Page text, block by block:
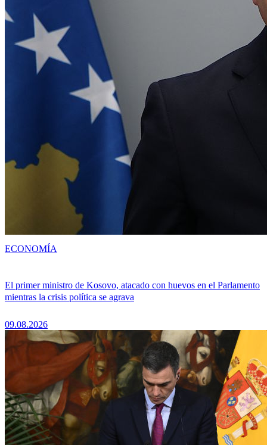
El primer ministro de Kosovo, atacado con huevos en el Parlamento
mientras la crisis política se agrava
09.08.2026
ECONOMÍA